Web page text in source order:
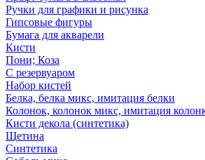
Ручки для графики и рисунка
Гипсовые фигуры
Бумага для акварели
Кисти
Пони; Коза
С резервуаром
Набор кистей
Белка, белка микс, имитация белки
Колонок, колонок микс, имитация
Кисти декола (синтетика)
Щетина
Синтетика